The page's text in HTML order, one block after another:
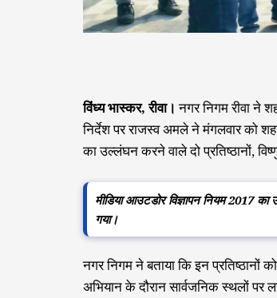
विंध्य भास्कर, रीवा। नगर निगम रीवा ने
निर्देश पर राजस्व अमले ने मंगलवार को
का उल्लंघन करने वाले दो प्रतिष्ठानों,
मीडिया आउटडोर विज्ञापन नियम 2017
गया।
नगर निगम ने बताया कि इन प्रतिष्ठानों
अभियान के दौरान सार्वजनिक स्थलों पर